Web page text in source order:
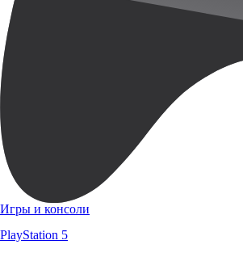
Игры и консоли
PlayStation 5